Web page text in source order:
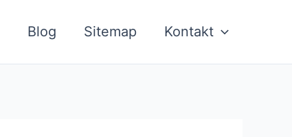
Blog Sitemap Kontakt